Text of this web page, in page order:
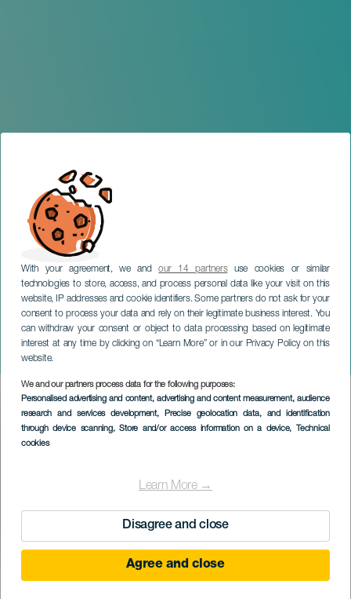
With your agreement, we andour 14 partnersuse cookies or similar
technologies to store, access, and process personal data like your visit on this
website, IP addresses and cookie identifiers. Some partners do not ask for your
consent to process your data and rely on their legitimate business interest. You
can withdraw your consent or object to data processing based on legitimate
interest at any time by clicking on “Learn More” or in our Privacy Policy on this
website.
We and our partners process data for the following purposes:
Personalised advertising and content, advertising and content measurement, audience
research and services development, Precise geolocation data, and identification
through device scanning, Store and/or access information on a device, Technical
cookies
Learn More →
Disagree and close
Agree and close
Macaronesia 1975-2025
GRAN CANARIA
Imagen
Listado